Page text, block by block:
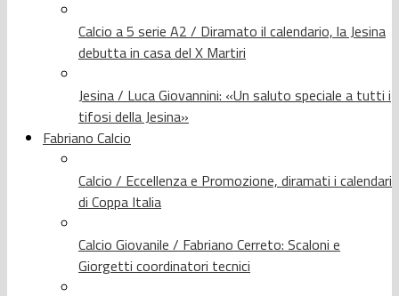
Calcio a 5 serie A2 / Diramato il calendario, la Jesina
debutta in casa del X Martiri
Jesina / Luca Giovannini: «Un saluto speciale a tutti i
tifosi della Jesina»
Fabriano Calcio
Calcio / Eccellenza e Promozione, diramati i calendari
di Coppa Italia
Calcio Giovanile / Fabriano Cerreto: Scaloni e
Giorgetti coordinatori tecnici